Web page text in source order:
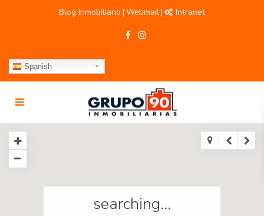
Blog Inmobiliario | Webmail| Intranet
Spanish
searching...